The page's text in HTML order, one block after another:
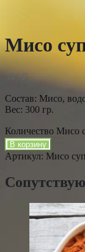
Мисо
349₽
Состав: Мисо,
Вес: 300 гр.
Количество Мисо
В корзину
Артикул: Мисо